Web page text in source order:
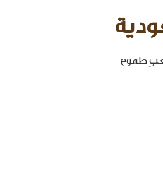
طموح